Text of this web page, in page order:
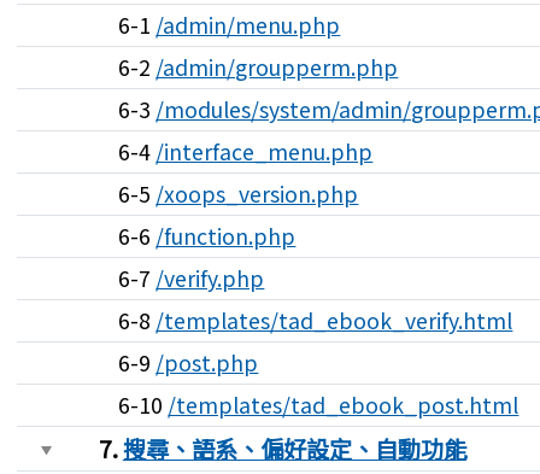
6-1 /admin/menu.php
6-2 /admin/groupperm.php
6-3 /modules/system/admin/
6-4 /interface_menu.php
6-5 /xoops_version.php
6-6 /function.php
6-7 /verify.php
6-8 /templates/tad_ebook_verify.html
6-9 /post.php
6-10 /templates/tad_ebook_post.html
7.搜尋、語系、偏好設定、自動功能